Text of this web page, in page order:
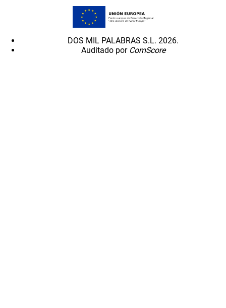
DOS MIL PALABRAS S.L. 2026.
Auditado por ComScore